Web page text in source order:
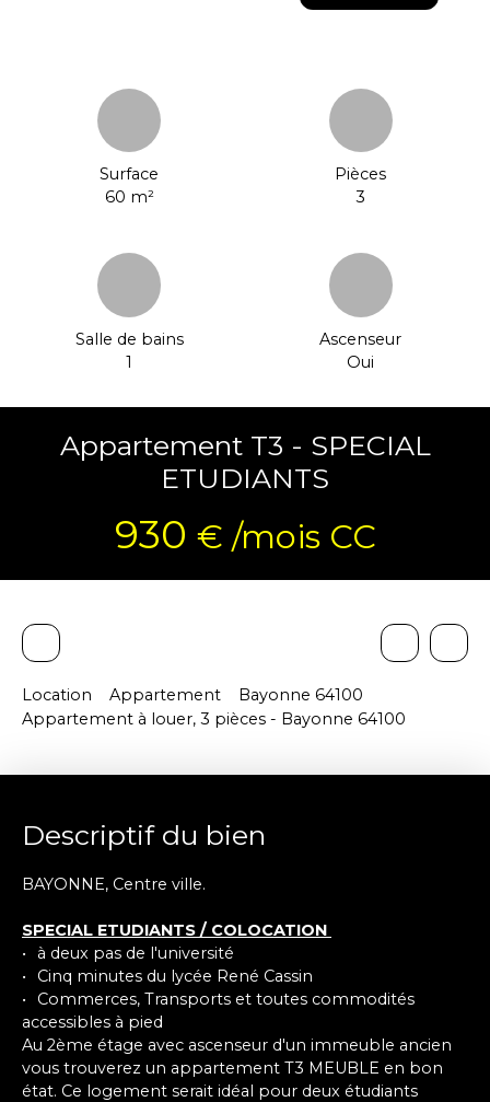
Surface
60 m²
Pièces
3
Salle de bains
1
Ascenseur
Oui
Appartement T3 - SPECIAL
ETUDIANTS
930 € /mois CC
Location Appartement
Bayonne 64100
Appartement à louer, 3 pièces - Bayonne 64100
Descriptif du bien
BAYONNE, Centre ville.
SPECIAL ETUDIANTS / COLOCATION
à deux pas de l'université
Cinq minutes du lycée René Cassin
Commerces, Transports et toutes commodités
accessibles à pied
Au 2ème étage avec ascenseur d'un immeuble ancien
vous trouverez un appartement T3 MEUBLE en bon
état. Ce logement serait idéal pour deux étudiants